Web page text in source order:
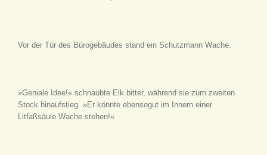
Vor der Tür des Bürogebäudes stand ein Schutzmann Wache.
»Geniale Idee!« schnaubte Elk bitter, während sie zum zweiten
Stock hinaufstieg. »Er könnte ebensogut im Innern einer
Litfaßsäule Wache stehen!«